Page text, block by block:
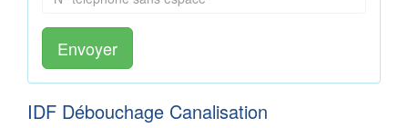
Envoyer
IDF Débouchage Canalisation